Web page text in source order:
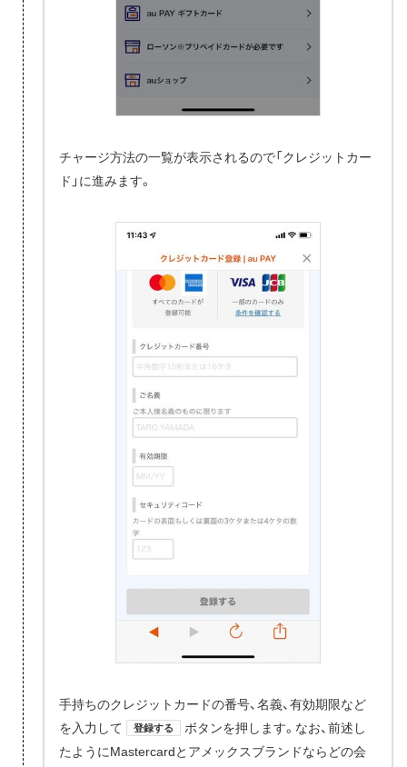
チャージ方法の一覧が表示されるので「クレジットカー
ド」に進みます。
手持ちのクレジットカードの番号、名義、有効期限など
を入力して
登録する
ボタンを押します。なお、前述し
たようにMastercardとアメックスブランドならどの会